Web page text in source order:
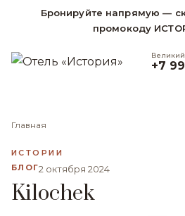
Бронируйте напрямую —
промокоду
Великий
+7
Главная
ИСТОРИИ
БЛОГ2 октября 2024
Kilochek